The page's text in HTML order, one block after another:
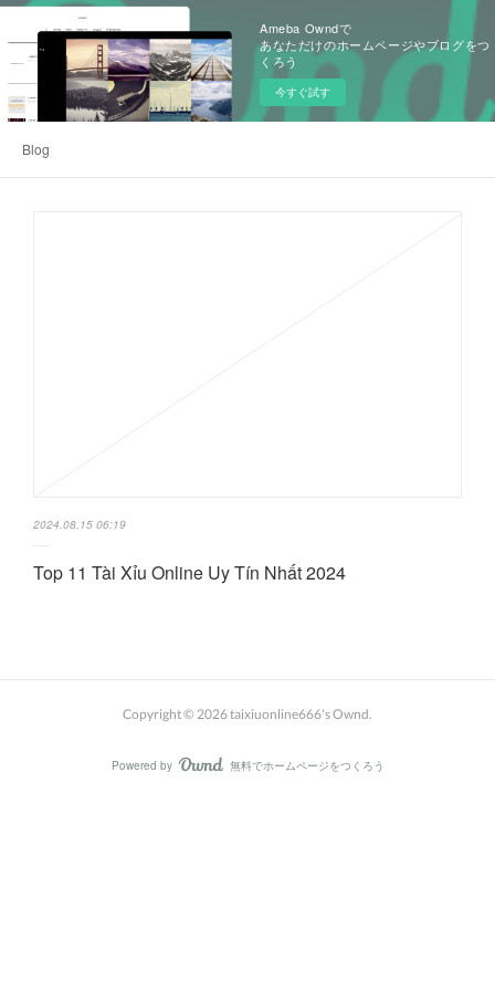
Ameba Owndで
あなただけのホームページやブログをつ
くろう
今すぐ試す
Blog
2024.08.15 06:19
Top 11 Tài Xỉu Online Uy Tín Nhất 2024
Copyright © 2026taixiuonline666's Ownd.
Powered by AmebaOwnd
無料でホームページをつくろう